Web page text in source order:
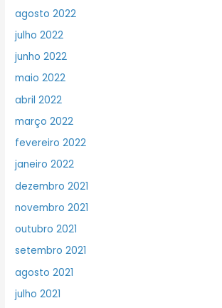
agosto 2022
julho 2022
junho 2022
maio 2022
abril 2022
março 2022
fevereiro 2022
janeiro 2022
dezembro 2021
novembro 2021
outubro 2021
setembro 2021
agosto 2021
julho 2021